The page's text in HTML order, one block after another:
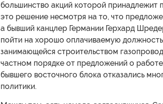
большинство акций которой принадлежит
это решение несмотря на то, что
а бывший канцлер Германии Герхард
пойти на хорошо оплачиваемую
занимающейся строительством
частном порядке от предложений о
бывшего восточного блока отказались
политики.